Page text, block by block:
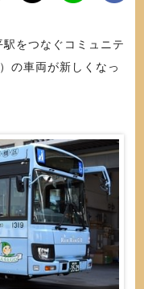
をつなぐコミュニテ
の車両が新しくなっ